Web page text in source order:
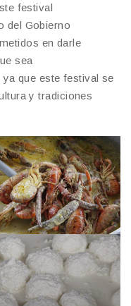
festival
del Gobierno
en darle
sea
que este festival se
y tradiciones